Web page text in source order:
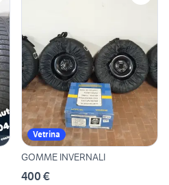
Vetrina
GOMME INVERNALI
400 €